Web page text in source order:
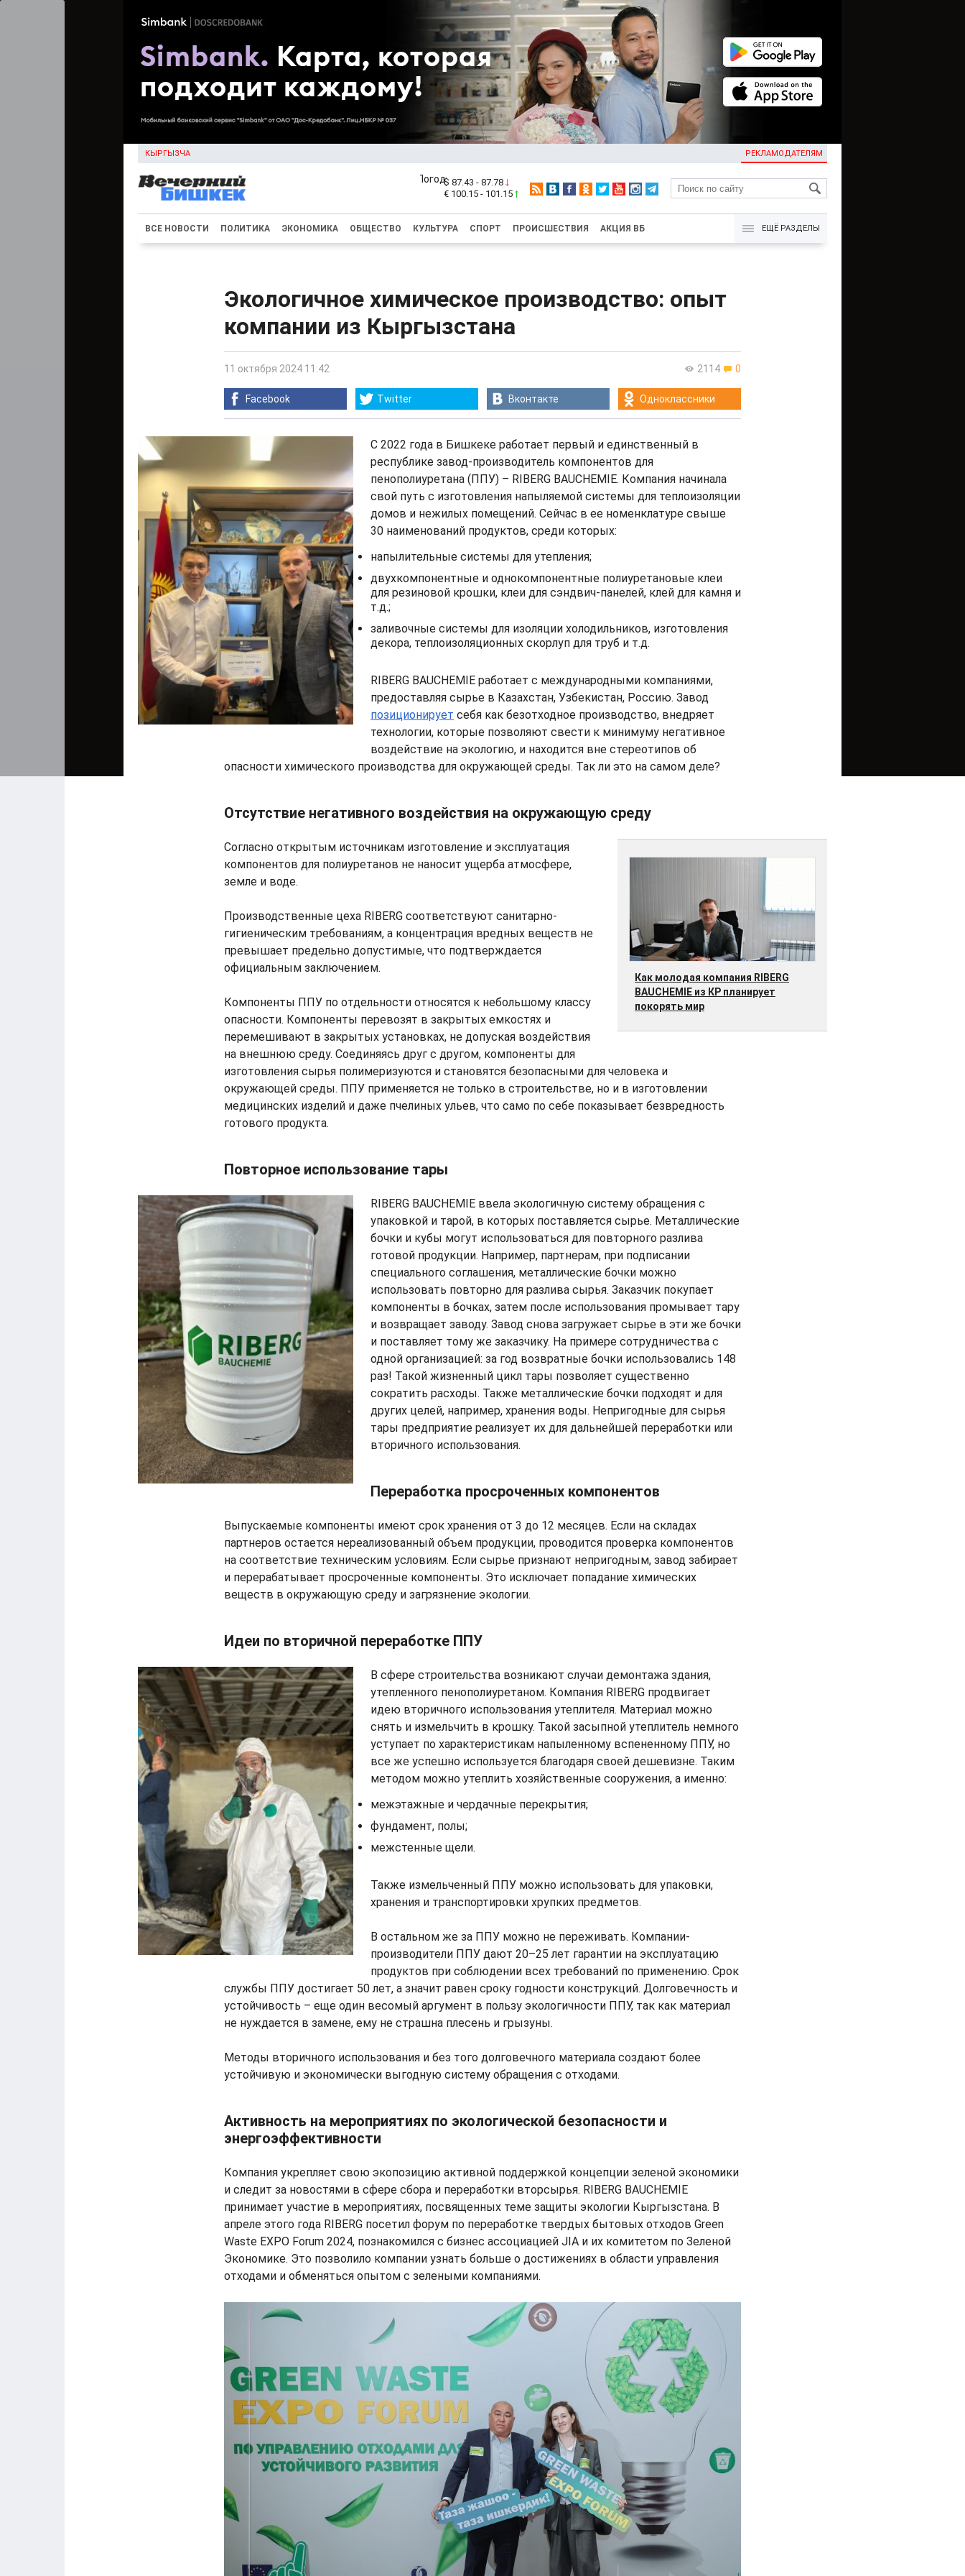
КЫРГЫЗЧА РЕКЛАМОДАТЕЛЯМ
KG
$ 87.43 - 87.78
€ 100.15 - 101.15
ВСЕ НОВОСТИ ПОЛИТИКА ЭКОНОМИКА ОБЩЕСТВО КУЛЬТУРА СПОРТ ПРОИСШЕСТВИЯ АКЦИЯ ВБ ЕЩЁ РАЗДЕЛЫ
Экологичное химическое производство: опыт
компании из Кыргызстана
2114 0
11 октября 2024 11:42
Facebook Twitter Вконтакте Одноклассники
С 2022 года в Бишкеке работает первый и единственный в
республике завод-производитель компонентов для
пенополиуретана (ППУ) – RIBERG BAUCHEMIE. Компания начинала
свой путь с изготовления напыляемой системы для теплоизоляции
домов и нежилых помещений. Сейчас в ее номенклатуре свыше
30 наименований продуктов, среди которых:
напылительные системы для утепления;
двухкомпонентные и однокомпонентные полиуретановые клеи
для резиновой крошки, клеи для сэндвич-панелей, клей для камня и
т.д.;
заливочные системы для изоляции холодильников, изготовления
декора, теплоизоляционных скорлуп для труб и т.д.
RIBERG BAUCHEMIE работает с международными компаниями,
предоставляя сырье в Казахстан, Узбекистан, Россию. Завод
позиционирует себя как безотходное производство, внедряет
технологии, которые позволяют свести к минимуму негативное
воздействие на экологию, и находится вне стереотипов об
опасности химического производства для окружающей среды. Так ли это на самом деле?
Отсутствие негативного воздействия на окружающую среду
Как молодая компания RIBERG
BAUCHEMIE из КР планирует
покорять мир
Согласно открытым источникам изготовление и эксплуатация
компонентов для полиуретанов не наносит ущерба атмосфере,
земле и воде.
Производственные цеха RIBERG соответствуют санитарно-
гигиеническим требованиям, a концентрация вредных веществ не
превышает предельно допустимые, что подтверждается
официальным заключением.
Компоненты ППУ по отдельности относятся к небольшому классу
опасности. Компоненты перевозят в закрытых емкостях и
перемешивают в закрытых установках, не допуская воздействия
на внешнюю среду. Соединяясь друг с другом, компоненты для
изготовления сырья полимеризуются и становятся безопасными для человека и
окружающей среды. ППУ применяется не только в строительстве, но и в изготовлении
медицинских изделий и даже пчелиных ульев, что само по себе показывает безвредность
готового продукта.
Повторное использование тары
RIBERG BAUCHEMIE ввела экологичную систему обращения с
упаковкой и тарой, в которых поставляется сырье. Металлические
бочки и кубы могут использоваться для повторного разлива
готовой продукции. Например, партнерам, при подписании
специального соглашения, металлические бочки можно
использовать повторно для разлива сырья. Заказчик покупает
компоненты в бочках, затем после использования промывает тару
и возвращает заводу. Завод снова загружает сырье в эти же бочки
и поставляет тому же заказчику. На примере сотрудничества с
одной организацией: за год возвратные бочки использовались 148
раз! Такой жизненный цикл тары позволяет существенно
сократить расходы. Также металлические бочки подходят и для
других целей, например, хранения воды. Непригодные для сырья
тары предприятие реализует их для дальнейшей переработки или
вторичного использования.
Переработка просроченных компонентов
Выпускаемые компоненты имеют срок хранения от 3 до 12 месяцев. Если на складах
партнеров остается нереализованный объем продукции, проводится проверка компонентов
на соответствие техническим условиям. Если сырье признают непригодным, завод забирает
и перерабатывает просроченные компоненты. Это исключает попадание химических
веществ в окружающую среду и загрязнение экологии.
Идеи по вторичной переработке ППУ
В сфере строительства возникают случаи демонтажа здания,
утепленного пенополиуретаном. Компания RIBERG продвигает
идею вторичного использования утеплителя. Материал можно
снять и измельчить в крошку. Такой засыпной утеплитель немного
уступает по характеристикам напыленному вспененному ППУ, но
все же успешно используется благодаря своей дешевизне. Таким
методом можно утеплить хозяйственные сооружения, а именно:
межэтажные и чердачные перекрытия;
фундамент, полы;
межстенные щели.
Также измельченный ППУ можно использовать для упаковки,
хранения и транспортировки хрупких предметов.
В остальном же за ППУ можно не переживать. Компании-
производители ППУ дают 20–25 лет гарантии на эксплуатацию
продуктов при соблюдении всех требований по применению. Срок
службы ППУ достигает 50 лет, а значит равен сроку годности конструкций. Долговечность и
устойчивость – еще один весомый аргумент в пользу экологичности ППУ, так как материал
не нуждается в замене, ему не страшна плесень и грызуны.
Методы вторичного использования и без того долговечного материала создают более
устойчивую и экономически выгодную систему обращения с отходами.
Активность на мероприятиях по экологической безопасности и
энергоэффективности
Компания укрепляет свою экопозицию активной поддержкой концепции зеленой экономики
и следит за новостями в сфере сбора и переработки вторсырья. RIBERG BAUCHEMIE
принимает участие в мероприятиях, посвященных теме защиты экологии Кыргызстана. В
апреле этого года RIBERG посетил форум по переработке твердых бытовых отходов Green
Waste EXPO Forum 2024, познакомился с бизнес ассоциацией JIA и их комитетом по Зеленой
Экономике. Это позволило компании узнать больше о достижениях в области управления
отходами и обменяться опытом с зелеными компаниями.